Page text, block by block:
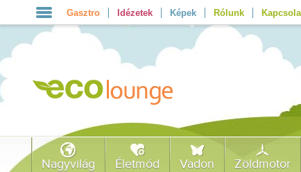
Gasztro Idézetek Képek Rólunk
Nagyvilág Életmód Vadon Zöldmotor